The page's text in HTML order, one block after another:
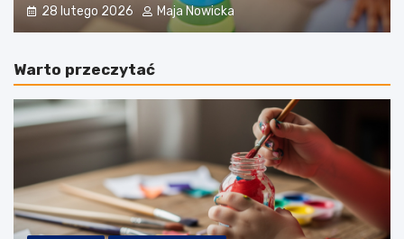
28 lutego 2026 Maja Nowicka
Warto przeczytać